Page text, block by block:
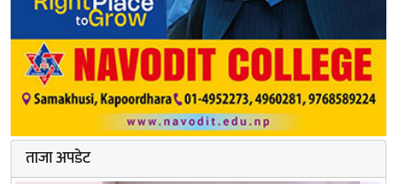
ताजा अपडेट